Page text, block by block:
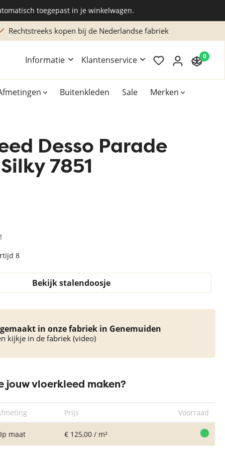
toegepast in je winkelwagen.
Rechtstreeks kopen bij de Nederlandse fabriek
Informatie Klantenservice 0
Buitenkleden Sale Merken
Accessoires
Xilento vloerkleden
Desso Parade
7851
8
Bekijk stalendoosje
in onze fabriek in Genemuiden
kijkje in de fabriek (video)
jouw vloerkleed maken?
Prijs Voorraad
maat € 125,00 / m²